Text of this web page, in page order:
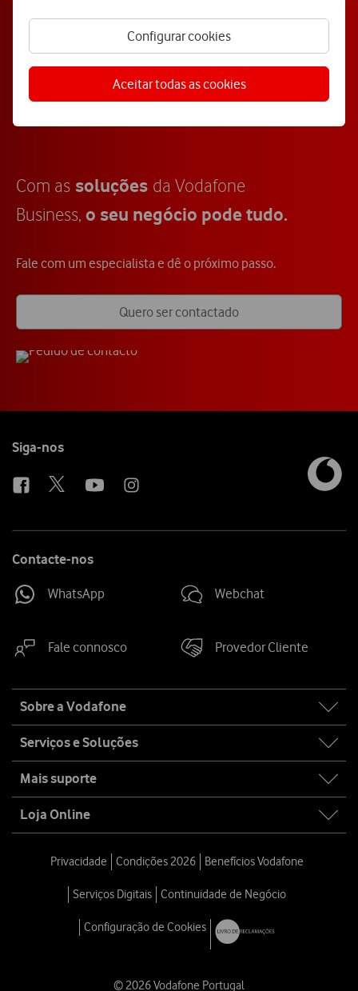
Configurar cookies
Aceitar todas as cookies
Ver mais soluções de Colaboração
Com as soluções da Vodafone
Business, o seu negócio pode tudo.
Fale com um especialista e dê o próximo passo.
Quero ser contactado
Follow
Siga-nos
Contacte-nos
WhatsApp Webchat
Fale connosco Provedor Cliente
map
Sobre a Vodafone
Serviços e Soluções
Mais suporte
Loja Online
Privacidade Condições 2026 Benefícios Vodafone
Serviços Digitais Continuidade de Negócio
Configuração de Cookies
© 2026 Vodafone Portugal